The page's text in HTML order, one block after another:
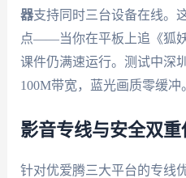
器支持同时三台设备在线。
点——当你在平板上追《狐
课件仍满速运行。测试中深
100M带宽，蓝光画质零缓冲
影音专线与安全双重
针对优爱腾三大平台的专线